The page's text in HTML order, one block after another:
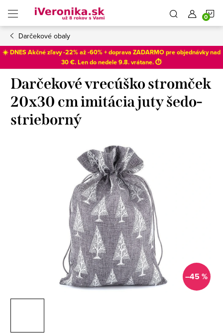
obsah
Darčekové obaly
☀️ DNES Akčné zľavy -22% až -60% + doprava ZADARMO pre objednávky nad
30 €. Len donedele 9.8. vrátane. ⏱️
Darčekové vrecúško stromček
20x30 cm imitácia juty šedo-
strieborný
–45 %